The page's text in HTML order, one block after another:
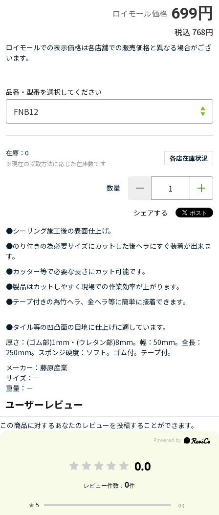
ロイモール価格 699円
768円
ロイモールでの表示価格は各店舗での販売価格と異なる場合がござ
います。
品番・型番を選択してください
在庫 0
各店在庫状況
※現在の受取方法に応じた在庫数です
数量
シェアする
●シーリング施工後の表面仕上げ。
●のり付きの為必要サイズにカットした後ヘラにすぐ装着が出来ま
す。
●カッター等で必要な長さにカット可能です。
●製品はカットしやすく現場での作業効率が上がります。
●テープ付きの為竹ヘラ、金へラ等に簡単に接着できます。
●タイル等の凹凸面の目地に仕上げに適しています。
厚さ：(ゴム部)1mm・(ウレタン部)8mm。幅：50mm。全長：
250mm。スポンジ硬度：ソフト。ゴム付。テープ付。
メーカー：藤原産業
サイズ：－
重量：－
ユーザーレビュー
この商品に対するあなたのレビューを投稿することができます。
0.0
レビュー件数：0件
★ 5 (0)